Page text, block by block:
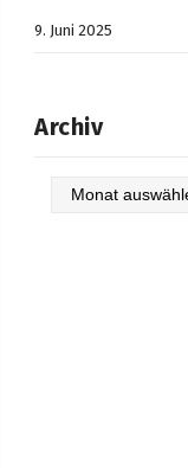
9. Juni 2025
Archiv
Archiv